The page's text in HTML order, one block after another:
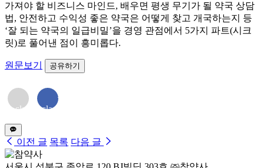
가져야 할 비즈니스 마인드, 배우면 평생 무기가 될 약국 상담
법, 안전하고 수익성 좋은 약국은 어떻게 찾고 개국하는지 등
‘잘 되는 약국의 일급비밀’을 경영 관점에서 5가지 파트(시크
릿)로 풀어낸 점이 흥미롭다.
원문보기 공유하기
class="far
envelope">
</i>
<i
class="fab
f"></i>
이전 글 목록 다음 글